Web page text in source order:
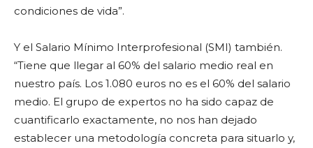
condiciones de vida”.
Y el Salario Mínimo Interprofesional (SMI) también.
“Tiene que llegar al 60% del salario medio real en
nuestro país. Los 1.080 euros no es el 60% del salario
medio. El grupo de expertos no ha sido capaz de
cuantificarlo exactamente, no nos han dejado
establecer una metodología concreta para situarlo y,